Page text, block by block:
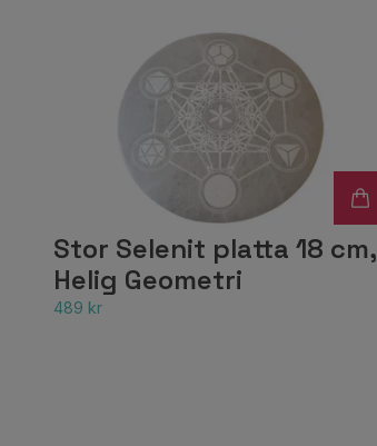
Stor Selenit platta 18 cm,
Helig Geometri
489 kr